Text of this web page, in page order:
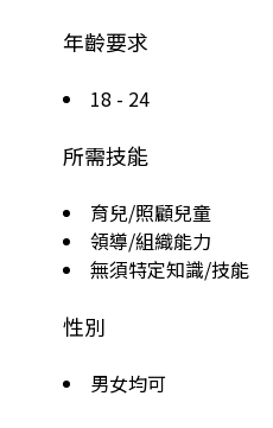
年齡要求
18 - 24
所需技能
育兒/照顧兒童
領導/組織能力
無須特定知識/技能
性別
男女均可